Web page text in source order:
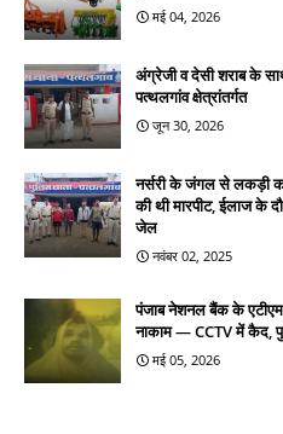
मई 04, 2026
अंग्रेजी व देसी शराब के
पत्थलगांव क्षेत्रांतर्गत
जून 30, 2026
नर्सरी के जंगल से लकड़ी
की थी मारपीट, ईलाज के
जेल
नवंबर 02, 2025
पंजाब नेशनल बैंक के एटीएम
नाकाम — CCTV में कैद,
मई 05, 2026